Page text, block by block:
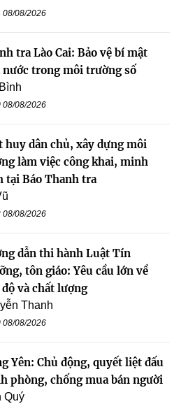
08/08/2026
tra Lào Cai: Bảo vệ bí mật
nước trong môi trường số
08/08/2026
huy dân chủ, xây dựng môi
làm việc công khai, minh
tại Báo Thanh tra
08/08/2026
dẫn thi hành Luật Tín
tôn giáo: Yêu cầu lớn về
và chất lượng
Thanh
08/08/2026
Yên: Chủ động, quyết liệt đấu
phòng, chống mua bán người
Quý